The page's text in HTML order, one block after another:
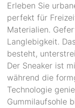
Erleben Sie
perfekt für
Materialien.
Langlebigkeit.
besteht,
Der Sneaker ist
während die
Technologie
Gummilaufsohle